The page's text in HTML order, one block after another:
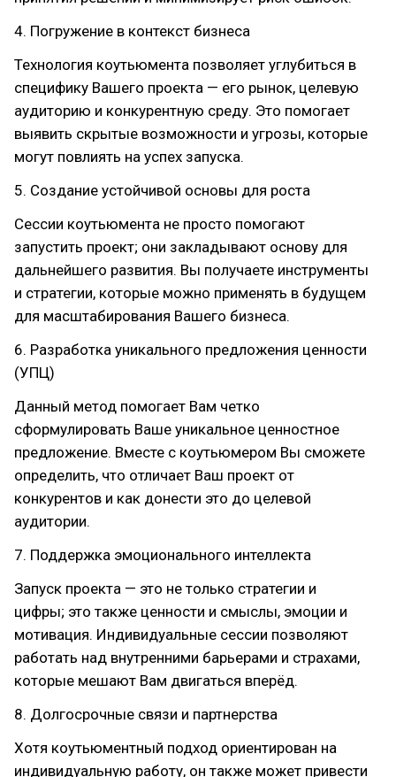
4. Погружение в контекст бизнеса
Технология коутьюмента позволяет углубиться в
специфику Вашего проекта — его рынок, целевую
аудиторию и конкурентную среду. Это помогает
выявить скрытые возможности и угрозы, которые
могут повлиять на успех запуска.
5. Создание устойчивой основы для роста
Сессии коутьюмента не просто помогают
запустить проект; они закладывают основу для
дальнейшего развития. Вы получаете инструменты
и стратегии, которые можно применять в будущем
для масштабирования Вашего бизнеса.
6. Разработка уникального предложения ценности
(УПЦ)
Данный метод помогает Вам четко
сформулировать Ваше уникальное ценностное
предложение. Вместе с коутьюмером Вы сможете
определить, что отличает Ваш проект от
конкурентов и как донести это до целевой
аудитории.
7. Поддержка эмоционального интеллекта
Запуск проекта — это не только стратегии и
цифры; это также ценности и смыслы, эмоции и
мотивация. Индивидуальные сессии позволяют
работать над внутренними барьерами и страхами,
которые мешают Вам двигаться вперёд.
8. Долгосрочные связи и партнерства
Хотя коутьюментный подход ориентирован на
индивидуальную работу, он также может привести